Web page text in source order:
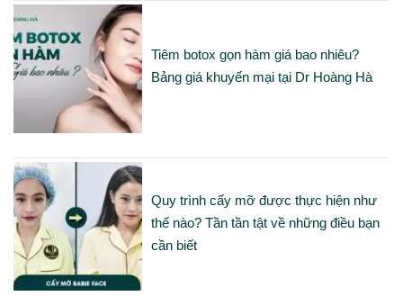
Tiêm botox gọn hàm giá bao nhiêu?
Bảng giá khuyến mại tại Dr Hoàng Hà
Quy trình cấy mỡ được thực hiện như
thế nào? Tần tần tật về những điều bạn
cần biết